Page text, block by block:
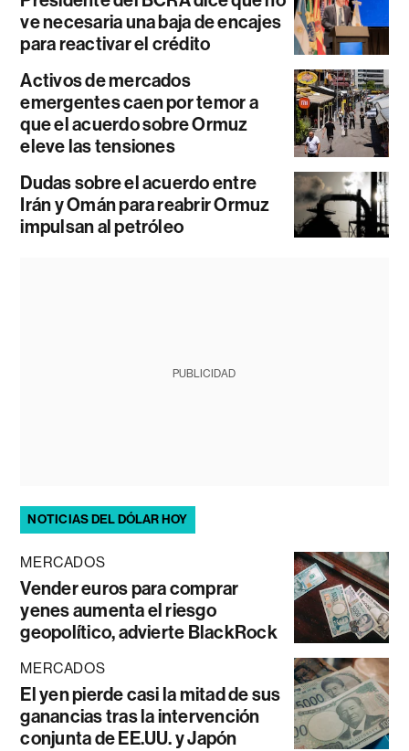
ve necesaria una baja de encajes
para reactivar el crédito
Activos de mercados
emergentes caen por temor a
que el acuerdo sobre Ormuz
eleve las tensiones
Dudas sobre el acuerdo entre
Irán y Omán para reabrir Ormuz
impulsan al petróleo
PUBLICIDAD
NOTICIAS DEL DÓLAR HOY
MERCADOS
Vender euros para comprar
yenes aumenta el riesgo
geopolítico, advierte BlackRock
MERCADOS
El yen pierde casi la mitad de sus
ganancias tras la intervención
conjunta de EE.UU. y Japón